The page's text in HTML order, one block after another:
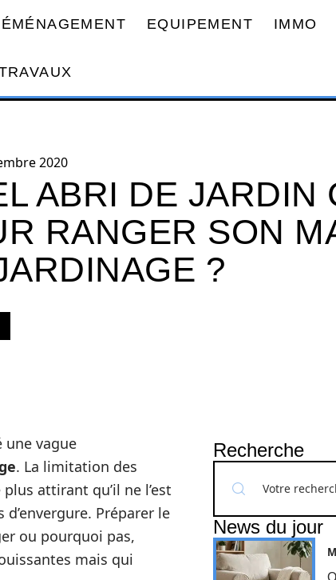
EQUIPEMENT IMMO
2020
ABRI DE JARDIN
RANGER SON
?
une vague
. La limitation des
attirant qu’il ne l’est
Préparer le
ou pourquoi pas,
mais qui
Recherche
News du jour